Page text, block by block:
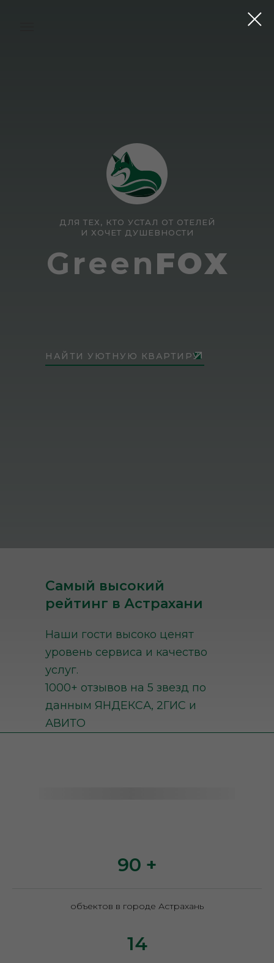
НАЙТИ УЮТНУЮ КВАРТИРУ
ДЛЯ ТЕХ, КТО УСТАЛ ОТ ОТЕЛЕЙ
И ХОЧЕТ ДУШЕВНОСТИ
GreenFOX
Наши гости высоко ценят
уровень сервиса и качество
услуг.
1000+ отзывов на 5 звезд по
данным ЯНДЕКСА, 2ГИС и
АВИТО
Самый высокий
рейтинг в Астрахани
90 +
объектов в городе Астрахань
14